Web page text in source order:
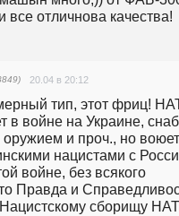
20.04 в 20:12
тип, этот фриц!
в войне на Украине,
и проч., но воюет
нацистами с
войне, без всякого
Правда и
сборищу